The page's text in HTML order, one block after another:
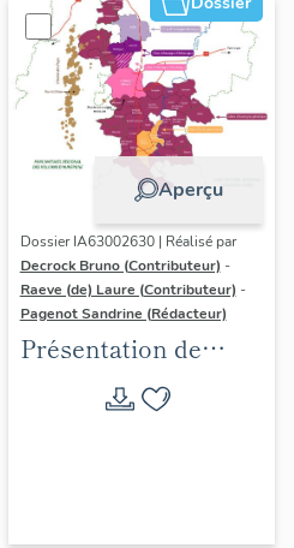
Aperçu
Dossier IA63002630 | Réalisé par
Decrock Bruno (Contributeur) -
Raeve (de) Laure (Contributeur) -
Pagenot Sandrine (Rédacteur)
Présentation de
l'aire d'étude de
l'inventaire du